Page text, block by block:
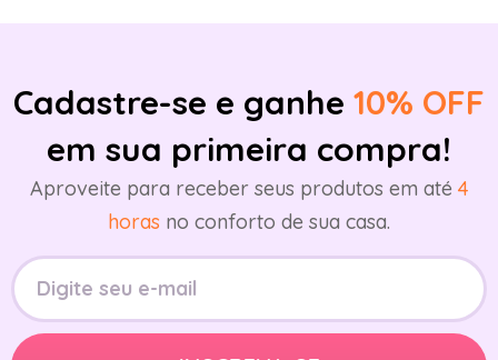
Cadastre-se e ganhe 10% OFF
em sua primeira compra!
Aproveite para receber seus produtos em até 4
horas no conforto de sua casa.